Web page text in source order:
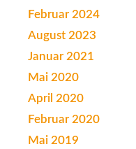
Februar 2024
August 2023
Januar 2021
Mai 2020
April 2020
Februar 2020
Mai 2019